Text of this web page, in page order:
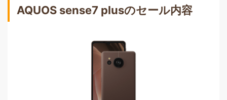
AQUOS sense7 plusのセール内容